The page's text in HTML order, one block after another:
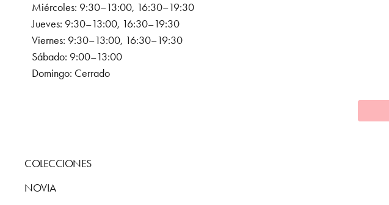
Miércoles: 9:30–13:00, 16:30–19:30
Jueves: 9:30–13:00, 16:30–19:30
Viernes: 9:30–13:00, 16:30–19:30
Sábado: 9:00–13:00
Domingo: Cerrado
COLECCIONES
NOVIA